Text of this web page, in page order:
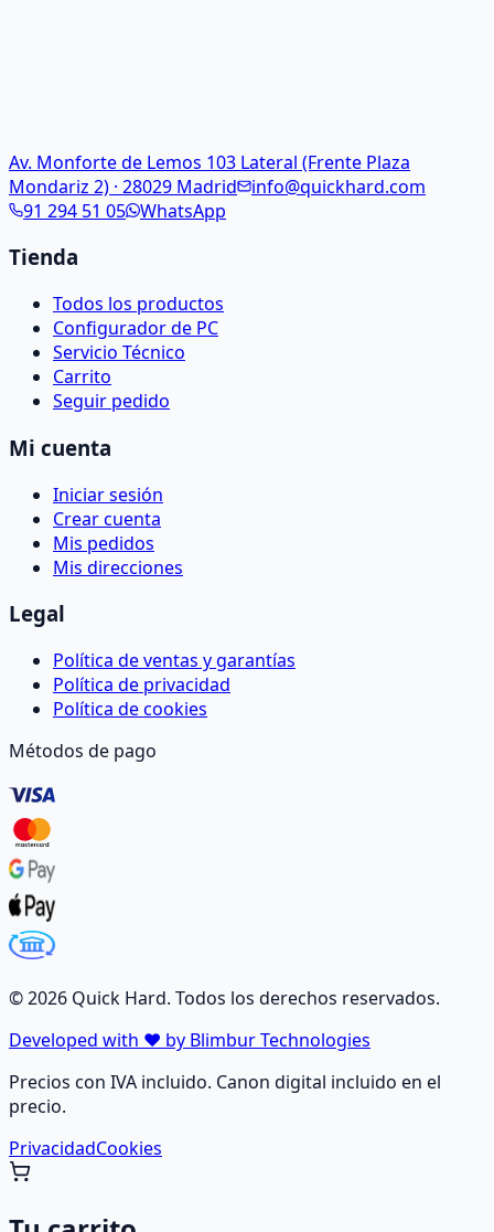
Av. Monforte de Lemos 103 Lateral (Frente Plaza
Mondariz 2) · 28029 Madrid
info@quickhard.com
91 294 51 05 WhatsApp
Tienda
Todos los productos
Configurador de PC
Servicio Técnico
Carrito
Seguir pedido
Mi cuenta
Iniciar sesión
Crear cuenta
Mis pedidos
Mis direcciones
Legal
Política de ventas y garantías
Política de privacidad
Política de cookies
Métodos de pago
©2026 Quick Hard. Todos los derechos reservados.
Developed with ❤️ by Blimbur Technologies
Precios con IVA incluido. Canon digital incluido en el
precio.
PrivacidadCookies